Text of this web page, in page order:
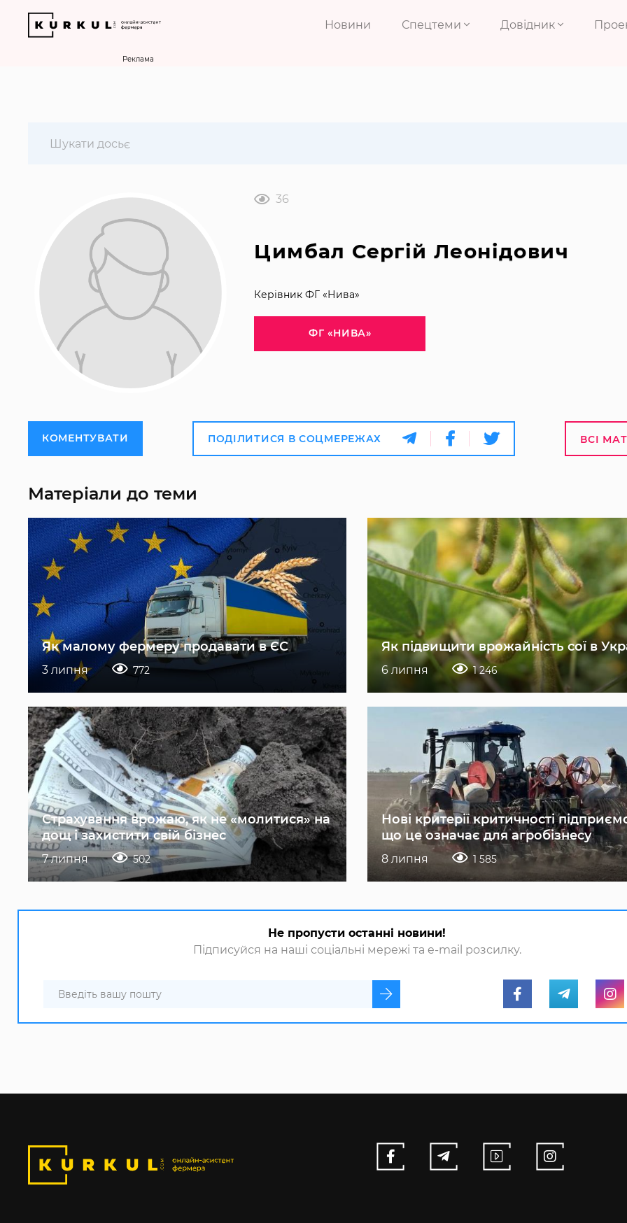
Новини Спецтеми Довідник
Реклама
36
Цимбал Сергій Леонідович
Керівник ФГ «Нива»
ФГ «НИВА»
КОМЕНТУВАТИ ПОДІЛИТИСЯ В СОЦМЕРЕЖАХ ВСІ
Матеріали до теми
Як малому фермеру продавати в ЄС
3 липня 772
Як підвищити врожайність сої в
6 липня 1 246
Страхування врожаю, як не «молитися» на
дощ і захистити свій бізнес
7 липня 502
Нові критерії критичності
що це означає для агробізнесу
8 липня 1 585
Не пропусти останні новини!
Підписуйся на наші соціальні мережі та e-mail розсилку.